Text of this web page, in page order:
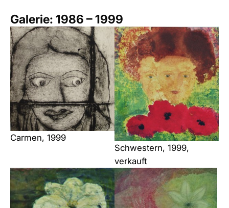
Galerie: 1986 – 1999
Carmen, 1999
Schwestern, 1999,
verkauft